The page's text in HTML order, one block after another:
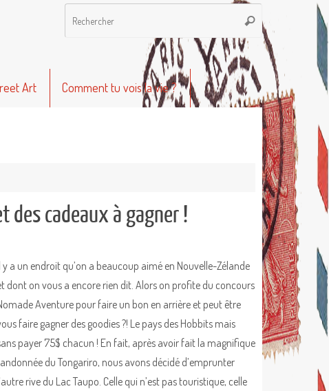
pour
Rechercher
Art Comment tu vois la vie ?
des cadeaux à gagner !
y a un endroit qu’on a beaucoup aimé en Nouvelle-Zélande
dont on vous a encore rien dit. Alors on profite du concours
Aventure pour faire un bon en arrière et peut être
faire gagner des goodies ?! Le pays des Hobbits mais
payer 75$ chacun ! En fait, après avoir fait la magnifique
du Tongariro, nous avons décidé d’emprunter
rive du Lac Taupo. Celle qui n’est pas touristique, celle